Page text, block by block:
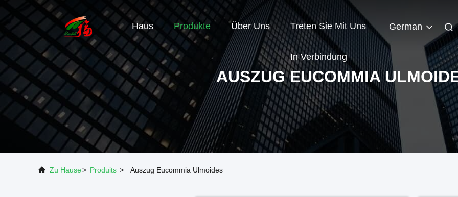
Haus Produkte Über Uns Treten Sie Mit Uns
In Verbindung
German
AUSZUG EUCOMMIA
Zu Hause> Produits > Auszug Eucommia Ulmoides